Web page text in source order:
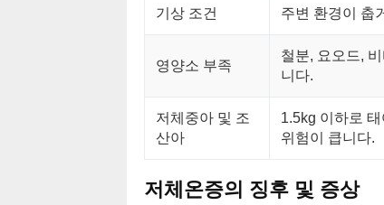
기상 조건 주변 환경이 춥
영양소 부족
철분, 요오드,
니다.
저체중아 및 조
산아
1.5kg 이하로
위험이 큽니다.
저체온증의 징후 및 증상